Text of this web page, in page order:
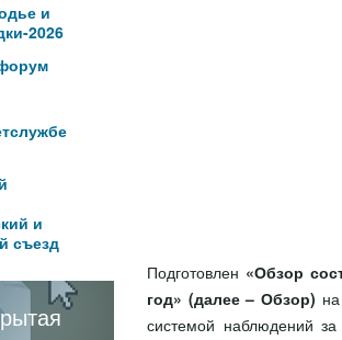
и
2026
и
съезд
Подготовлен «Обзор
год» (далее – Обзор)
системой наблюдений